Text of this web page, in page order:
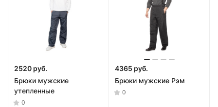
2520 руб.
Брюки мужские
утепленные
0
4365 руб.
Брюки мужские Рэм
0